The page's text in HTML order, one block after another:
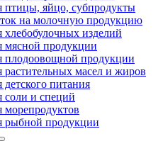
птицы, яйцо, субпродукты
на молочную продукцию
хлебобулочных изделий
мясной продукции
плодоовощной продукции
растительных масел и жиров
питания
соли и специй
морепродуктов
рыбной продукции